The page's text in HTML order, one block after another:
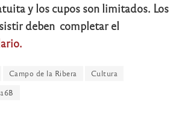
y los cupos son limitados. Los
deben completar el
Campo de la Ribera
Cultura